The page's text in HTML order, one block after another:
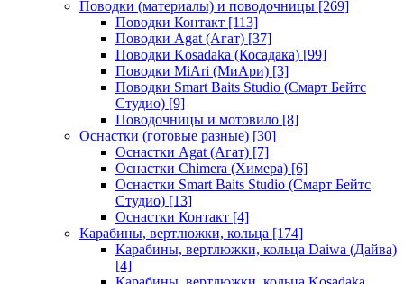
Поводки (материалы) и поводочницы [269]
Поводки Контакт [113]
Поводки Agat (Агат) [37]
Поводки Kosadaka (Косадака) [99]
Поводки MiAri (МиАри) [3]
Поводки Smart Baits Studio (Смарт Бейтс
Студио) [9]
Поводочницы и мотовило [8]
Оснастки (готовые разные) [30]
Оснастки Agat (Агат) [7]
Оснастки Chimera (Химера) [6]
Оснастки Smart Baits Studio (Смарт Бейтс
Студио) [13]
Оснастки Контакт [4]
Карабины, вертлюжки, кольца [174]
Карабины, вертлюжки, кольца Daiwa (Дайва)
[4]